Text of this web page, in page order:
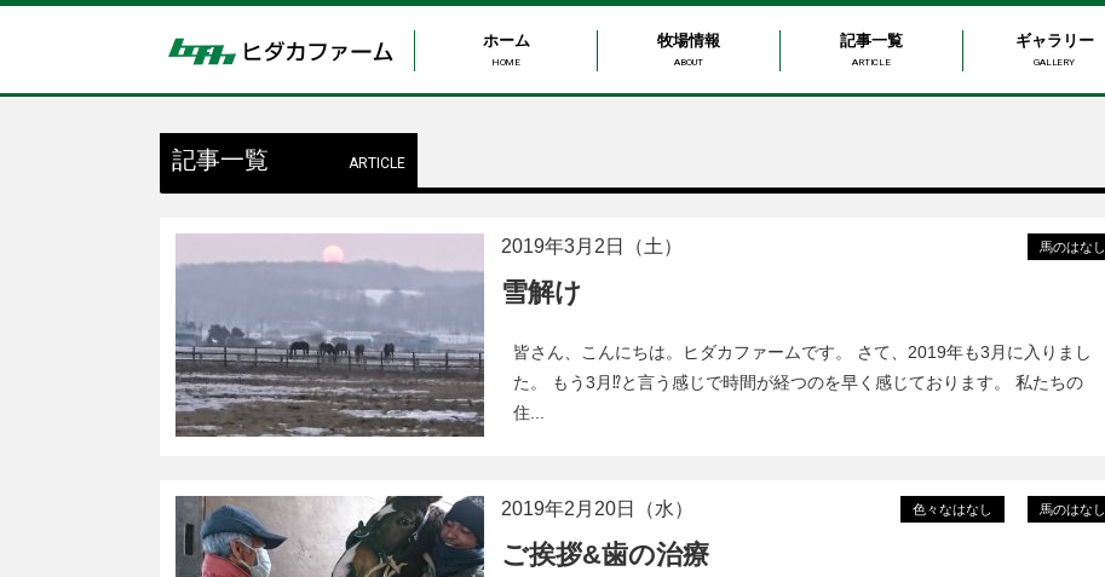
ホーム
HOME
牧場情報
ABOUT
記事一覧
ARTICLE
ギャラリー
GALLERY
記事一覧 ARTICLE
馬のはなし
2019年3月2日（土）
雪解け
皆さん、こんにちは。ヒダカファームです。 さて、2019年も3月に入りまし
た。 もう3月⁉️と言う感じで時間が経つのを早く感じております。 私たちの
住...
色々なはなし 馬のはなし
2019年2月20日（水）
ご挨拶&歯の治療